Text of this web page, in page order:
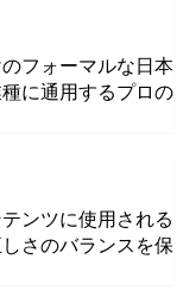
フォーマルな日本
に通用するプロの
ンツに使用される
さのバランスを保